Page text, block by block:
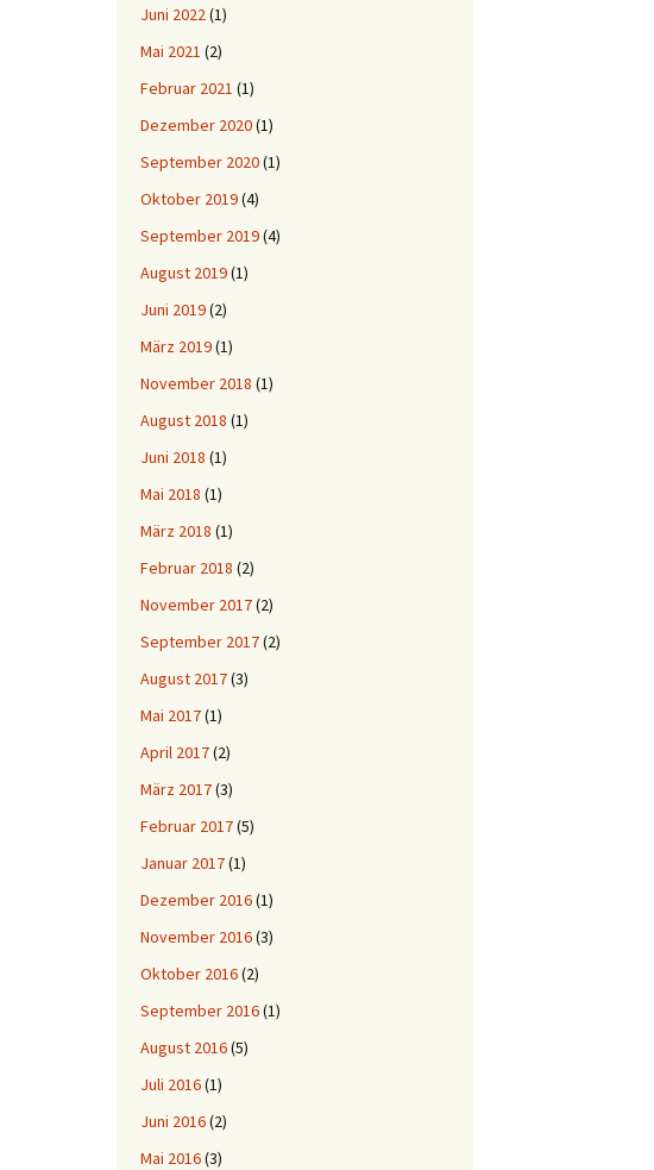
Juni 2022(1)
Mai 2021 (2)
Februar 2021 (1)
Dezember 2020(1)
September 2020(1)
Oktober 2019(4)
September 2019(4)
August 2019(1)
Juni 2019(2)
März 2019(1)
November 2018 (1)
August 2018 (1)
Juni 2018 (1)
Mai 2018 (1)
März 2018 (1)
Februar 2018 (2)
November 2017(2)
September 2017(2)
August 2017(3)
Mai 2017(1)
April 2017(2)
März 2017(3)
Februar 2017(5)
Januar 2017(1)
Dezember 2016(1)
November 2016(3)
Oktober 2016(2)
September 2016(1)
August 2016(5)
Juli 2016(1)
Juni 2016(2)
Mai 2016(3)